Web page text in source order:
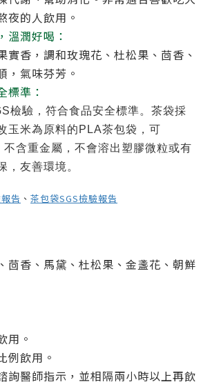
夜的人飲用。
溫潤好喝：
實香， 調和玫瑰花、杜松果、茴香、
，氣味芬芳。
標準：
檢驗，符合食品安全標準。茶袋採
玉米為原料的PLA茶包袋，可
含重金屬，不會溶出塑膠微粒或有
，友善環境。
告 、 茶包袋SGS檢驗報告
茴香、馬黛、杜松果、金盞花、朝鮮
用。
例飲用。
詢醫師指示，並相隔兩小時以上再飲